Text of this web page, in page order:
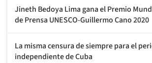
Jineth Bedoya Lima gana el Premio
de Prensa UNESCO-Guillermo Cano 2020
La misma censura de siempre para el
independiente de Cuba